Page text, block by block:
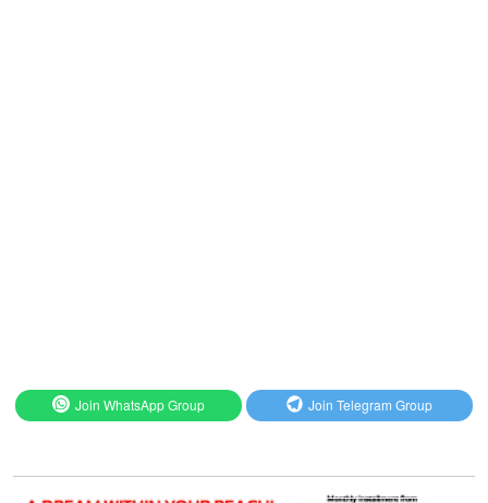
Join WhatsApp Group Join Telegram Group